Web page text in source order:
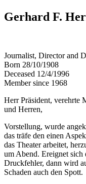
Gerhard F.
Journalist, Director and
Born 28/10/1908
Deceased 12/4/1996
Member since 1968
Herr Präsident, verehrte
und Herren,
Vorstellung, wurde
das träfe den einen
das Theater arbeitet,
um Abend. Ereignet
Druckfehler, dann wird
Schaden auch den Spott.